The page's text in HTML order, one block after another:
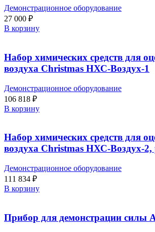
Демонстрационное оборудование
27 000 ₽
В корзину
Набор химических средств для
воздуха Christmas НХС-Воздух-1
Демонстрационное оборудование
106 818 ₽
В корзину
Набор химических средств для
воздуха Christmas НХС-Воздух-
Демонстрационное оборудование
111 834 ₽
В корзину
Прибор для демонстрации силы